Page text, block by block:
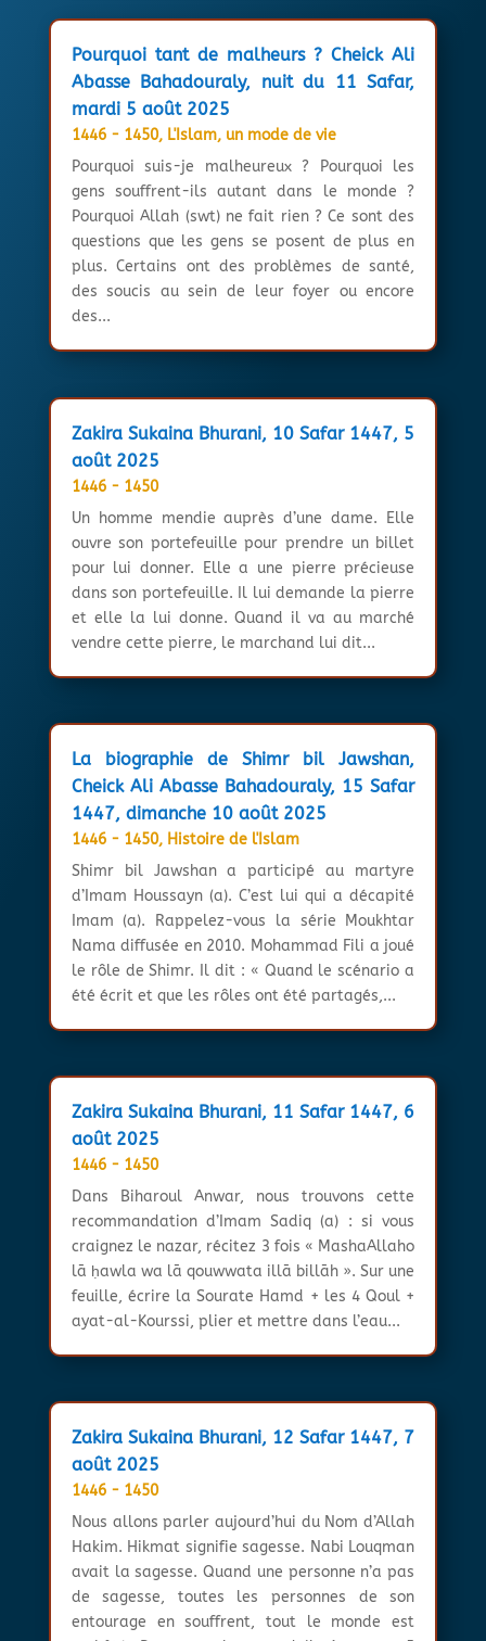
Pourquoi tant de malheurs ? Cheick Ali
Abasse Bahadouraly, nuit du 11 Safar,
mardi 5 août 2025
1446 - 1450, L'Islam, un mode de vie
Pourquoi suis-je malheureux ? Pourquoi les
gens souffrent-ils autant dans le monde ?
Pourquoi Allah (swt) ne fait rien ? Ce sont des
questions que les gens se posent de plus en
plus. Certains ont des problèmes de santé,
des soucis au sein de leur foyer ou encore
des...
Zakira Sukaina Bhurani, 10 Safar 1447, 5
août 2025
1446 - 1450
Un homme mendie auprès d’une dame. Elle
ouvre son portefeuille pour prendre un billet
pour lui donner. Elle a une pierre précieuse
dans son portefeuille. Il lui demande la pierre
et elle la lui donne. Quand il va au marché
vendre cette pierre, le marchand lui dit...
La biographie de Shimr bil Jawshan,
Cheick Ali Abasse Bahadouraly, 15 Safar
1447, dimanche 10 août 2025
1446 - 1450, Histoire de l'Islam
Shimr bil Jawshan a participé au martyre
d’Imam Houssayn (a). C’est lui qui a décapité
Imam (a). Rappelez-vous la série Moukhtar
Nama diffusée en 2010. Mohammad Fili a joué
le rôle de Shimr. Il dit : « Quand le scénario a
été écrit et que les rôles ont été partagés,...
Zakira Sukaina Bhurani, 11 Safar 1447, 6
août 2025
1446 - 1450
Dans Biharoul Anwar, nous trouvons cette
recommandation d’Imam Sadiq (a) : si vous
craignez le nazar, récitez 3 fois « MashaAllaho
lā ḥawla wa lā qouwwata illā billāh ». Sur une
feuille, écrire la Sourate Hamd + les 4 Qoul +
ayat-al-Kourssi, plier et mettre dans l’eau...
Zakira Sukaina Bhurani, 12 Safar 1447, 7
août 2025
1446 - 1450
Nous allons parler aujourd’hui du Nom d’Allah
Hakim. Hikmat signifie sagesse. Nabi Louqman
avait la sagesse. Quand une personne n’a pas
de sagesse, toutes les personnes de son
entourage en souffrent, tout le monde est